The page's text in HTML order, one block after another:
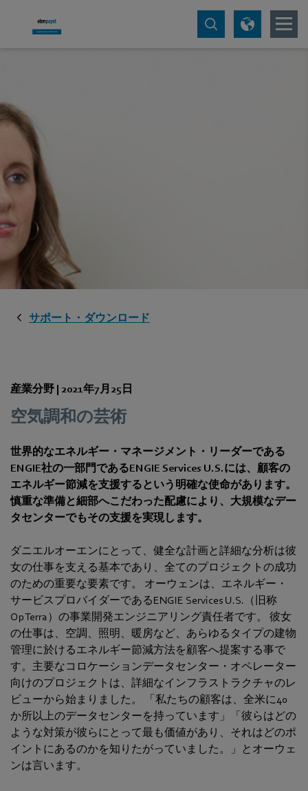
サポート・ダウンロード
産業分野 | 2021年7月25日
空気調和の芸術
世界的なエネルギー・マネージメント・リーダーである
ENGIE社の一部門であるENGIE Services U.S.には、顧客の
エネルギー節減を支援するという明確な使命があります。
慎重な準備と細部へこだわった配慮により、大規模なデー
タセンターでもその支援を実現します。
ダニエルオーエンにとって、健全な計画と詳細な分析は彼
女の仕事を支える基本であり、全てのプロジェクトの成功
のための重要な要素です。 オーウェンは、エネルギー・
サービスプロバイダーであるENGIE Services U.S.（旧称
OpTerra）の事業開発エンジニアリング責任者です。 彼女
の仕事は、空調、照明、暖房など、あらゆるタイプの建物
管理に於けるエネルギー節減方法を顧客へ提案する事で
す。主要なコロケーションデータセンター・オペレーター
向けのプロジェクトは、詳細なインフラストラクチャのレ
ビューから始まりました。 「私たちの顧客は、全米に40
か所以上のデータセンターを持っています」「彼らはどの
ような対策が彼らにとって最も価値があり、それはどのポ
イントにあるのかを知りたがっていました。」とオーウェ
ンは言います。